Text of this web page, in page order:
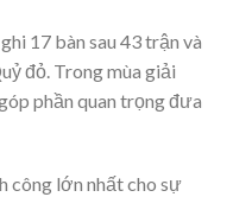
17 bàn sau 43 trận và
đỏ. Trong mùa giải
phần quan trọng đưa
công lớn nhất cho sự